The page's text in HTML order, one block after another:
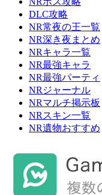
DLC攻略
NR常夜の王一覧
NR深き夜まとめ
NRキャラ一覧
NR最強キャラ
NR最強パーティ
NRジャーナル
NRマルチ掲示板
NRスキン一覧
NR遺物おすすめ